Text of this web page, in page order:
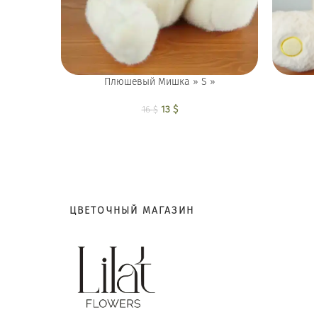
Плюшевый Мишка » S »
16$
Первоначальная
13 $
ЦВЕТОЧНЫЙ МАГАЗИН